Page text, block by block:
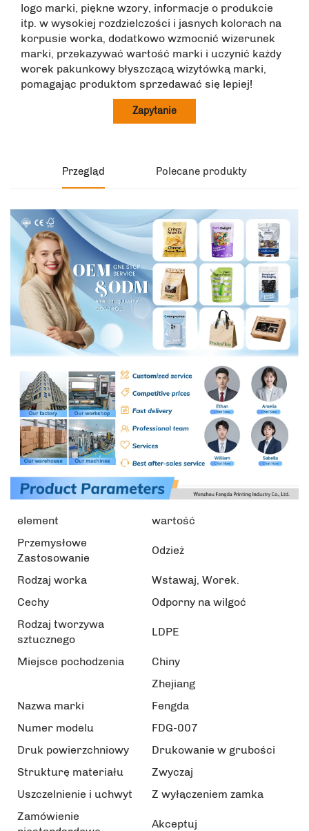
logo marki, piękne wzory, informacje o produkcie
itp. w wysokiej rozdzielczości i jasnych kolorach na
korpusie worka, dodatkowo wzmocnić wizerunek
marki, przekazywać wartość marki i uczynić każdy
worek pakunkowy błyszczącą wizytówką marki,
pomagając produktom sprzedawać się lepiej!
Zapytanie
Przegląd Polecane produkty
element
wartość
Przemysłowe
Zastosowanie
Odzież
Rodzaj worka
Wstawaj, Worek.
Cechy
Odporny na wilgoć
Rodzaj tworzywa
sztucznego
LDPE
Miejsce pochodzenia
Chiny
Zhejiang
Nazwa marki
Fengda
Numer modelu
FDG-007
Druk powierzchniowy
Drukowanie w grubości
Strukturę materiału
Zwyczaj
Uszczelnienie i uchwyt
Z wyłączeniem zamka
Zamówienie
Akceptuj